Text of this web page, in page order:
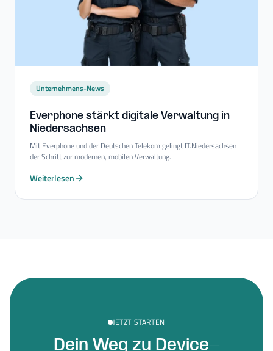
Unternehmens-News
Everphone stärkt digitale Verwaltung in
Niedersachsen
Mit Everphone und der Deutschen Telekom gelingt IT.Niedersachsen
der Schritt zur modernen, mobilen Verwaltung.
Weiterlesen
JETZT STARTEN
Dein Weg zu Device-